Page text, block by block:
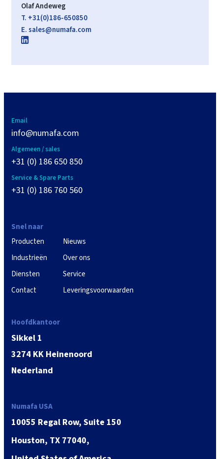
Olaf Andeweg
T. +31(0)186-650850
E.sales@numafa.com
Email
info@numafa.com
Algemeen / sales
+31 (0) 186 650 850
Service & Spare Parts
+31 (0) 186 760 560
Snel naar
Producten
Industrieën
Diensten
Contact
Nieuws
Over ons
Service
Leveringsvoorwaarden
Hoofdkantoor
Sikkel 1
3274 KK Heinenoord
Nederland
Numafa USA
10055 Regal Row, Suite 150
Houston, TX 77040,